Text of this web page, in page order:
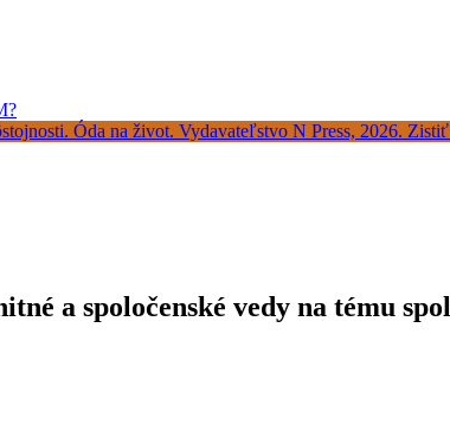
a spoločenské vedy na tému